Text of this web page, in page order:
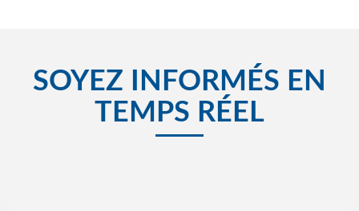
SOYEZ INFORMÉS EN
TEMPS RÉEL